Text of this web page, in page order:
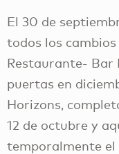
El 30 de
todos los
Restaurante-
puertas en
Horizons,
12 de octubre y
temporalmente el